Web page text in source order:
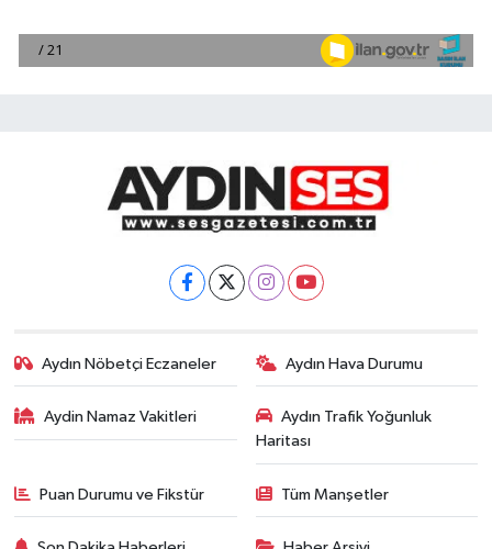
Aydın Nöbetçi Eczaneler Aydın Hava Durumu
Aydin Namaz Vakitleri
Aydın Trafik Yoğunluk
Haritası
Puan Durumu ve Fikstür Tüm Manşetler